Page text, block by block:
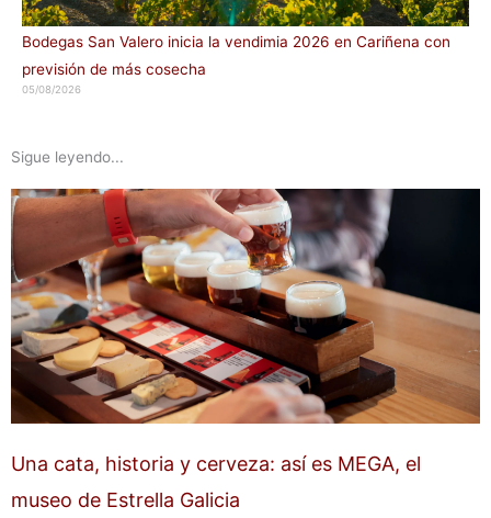
Bodegas San Valero inicia la vendimia 2026 en Cariñena con
previsión de más cosecha
05/08/2026
Sigue leyendo...
Una cata, historia y cerveza: así es MEGA, el
museo de Estrella Galicia